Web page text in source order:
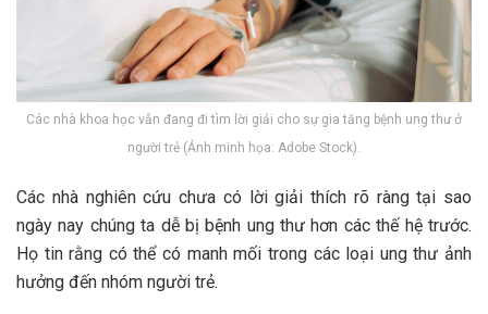
Các nhà khoa học vẫn đang đi tìm lời giải cho sự gia tăng bệnh ung thư ở
người trẻ (Ảnh minh họa: Adobe Stock).
Các nhà nghiên cứu chưa có lời giải thích rõ ràng tại sao
ngày nay chúng ta dễ bị bệnh ung thư hơn các thế hệ trước.
Họ tin rằng có thể có manh mối trong các loại ung thư ảnh
hưởng đến nhóm người trẻ.